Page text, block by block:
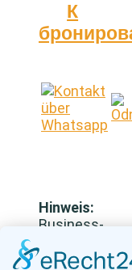
К
Hinweis:
Business-
dürfen